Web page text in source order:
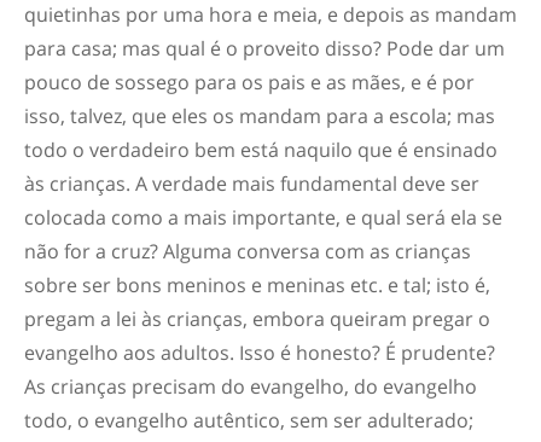
quietinhas por uma hora e meia, e depois as mandam
para casa; mas qual é o proveito disso? Pode dar um
pouco de sossego para os pais e as mães, e é por
isso, talvez, que eles os mandam para a escola; mas
todo o verdadeiro bem está naquilo que é ensinado
às crianças. A verdade mais fundamental deve ser
colocada como a mais importante, e qual será ela se
não for a cruz? Alguma conversa com as crianças
sobre ser bons meninos e meninas etc. e tal; isto é,
pregam a lei às crianças, embora queiram pregar o
evangelho aos adultos. Isso é honesto? É prudente?
As crianças precisam do evangelho, do evangelho
todo, o evangelho autêntico, sem ser adulterado;